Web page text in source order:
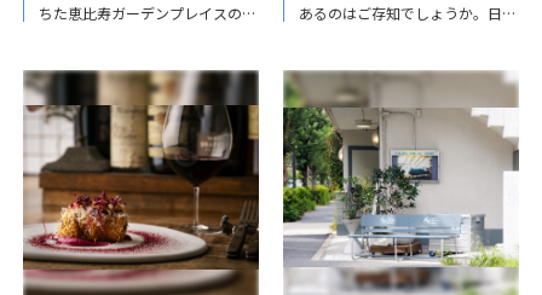
ちた恵比寿ガーデンプレイスのク
らご覧ください♪YEBIStock～華
やかな灯りが包む、恵比寿ガーデ
ンプレイスのクリスマスデート
あるのはご存知でしょうか。日頃
様々な取組みを行っています。ぜ
ひご覧ください。YEBIStock～都
会のオアシス「サッポロ広場」が
育む、恵比寿の魅力